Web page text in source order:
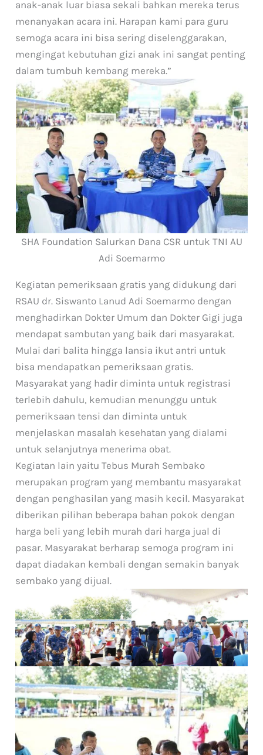
anak-anak luar biasa sekali bahkan mereka terus
menanyakan acara ini. Harapan kami para guru
semoga acara ini bisa sering diselenggarakan,
mengingat kebutuhan gizi anak ini sangat penting
dalam tumbuh kembang mereka.”
SHA Foundation Salurkan Dana CSR untuk TNI AU
Adi Soemarmo
Kegiatan pemeriksaan gratis yang didukung dari
RSAU dr. Siswanto Lanud Adi Soemarmo dengan
menghadirkan Dokter Umum dan Dokter Gigi juga
mendapat sambutan yang baik dari masyarakat.
Mulai dari balita hingga lansia ikut antri untuk
bisa mendapatkan pemeriksaan gratis.
Masyarakat yang hadir diminta untuk registrasi
terlebih dahulu, kemudian menunggu untuk
pemeriksaan tensi dan diminta untuk
menjelaskan masalah kesehatan yang dialami
untuk selanjutnya menerima obat.
Kegiatan lain yaitu Tebus Murah Sembako
merupakan program yang membantu masyarakat
dengan penghasilan yang masih kecil. Masyarakat
diberikan pilihan beberapa bahan pokok dengan
harga beli yang lebih murah dari harga jual di
pasar. Masyarakat berharap semoga program ini
dapat diadakan kembali dengan semakin banyak
sembako yang dijual.